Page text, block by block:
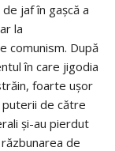
jaf în gașcă a
la
comunism. După
în care jigodia
foarte ușor
puterii de către
și-au pierdut
de